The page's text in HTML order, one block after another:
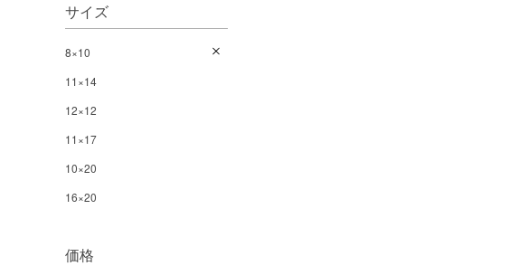
サイズ
8×10
11×14
12×12
11×17
10×20
16×20
価格